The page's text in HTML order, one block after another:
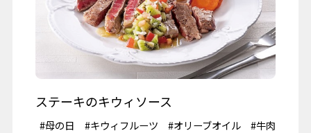
ステーキのキウィソース
#母の日 #キウィフルーツ #オリーブオイル
#牛肉